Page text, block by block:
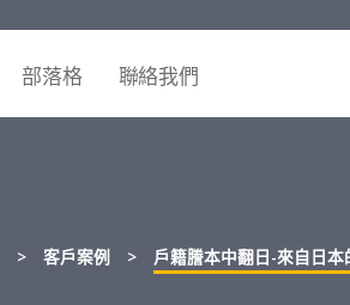
部落格 聯絡我們
> 客戶案例 > 戶籍謄本中翻日-來自日本